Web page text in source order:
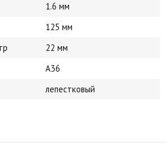
1.6 мм
125 мм
22 мм
A36
лепестковый